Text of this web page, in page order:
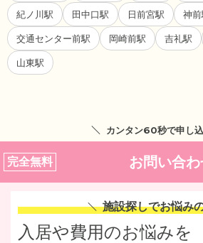
紀ノ川駅 田中口駅 日前宮駅 神前
交通センター前駅 岡崎前駅 吉礼駅
山東駅
カンタン60秒で申し
完全無料 お問い合
施設探しでお悩み
入居や費用のお悩みを